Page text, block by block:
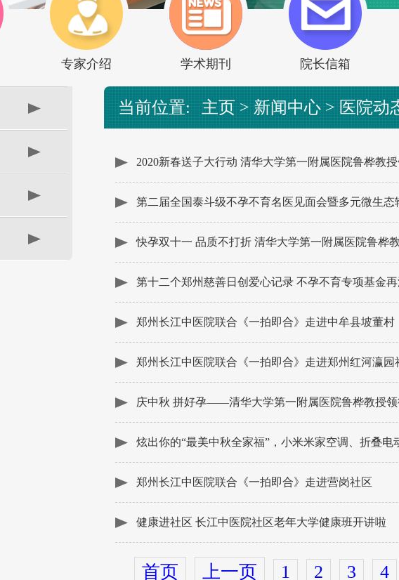
专家介绍 学术期刊 院长信箱
当前位置: 主页 > 新闻中心> 医院动
2020新春送子大行动 清华大学第一附属医院鲁桦教
第二届全国泰斗级不孕不育名医见面会暨多元微生
快孕双十一 品质不打折 清华大学第一附属医院鲁桦
第十二个郑州慈善日创爱心记录 不孕不育专项基金
郑州长江中医院联合《一拍即合》走进中牟县坡董村
郑州长江中医院联合《一拍即合》走进郑州红河瀛园
庆中秋 拼好孕——清华大学第一附属医院鲁桦教授领
炫出你的“最美中秋全家福”，小米米家空调、折叠电
郑州长江中医院联合《一拍即合》走进营岗社区
健康进社区 长江中医院社区老年大学健康班开讲啦
首页 上一页 1 2 3 4